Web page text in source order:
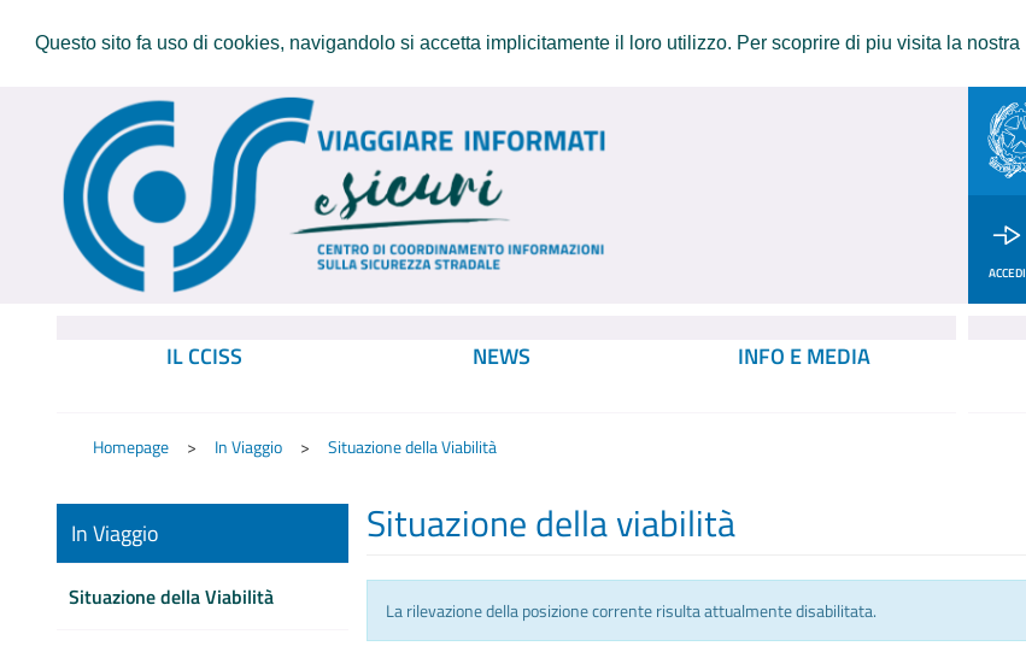
Questo sito fa uso di cookies, navigandolo si accetta implicitamente il loro utilizzo. Per scoprire di piu visita la nostra
ACCEDI
IL CCISS NEWS INFO E MEDIA
Homepage In Viaggio Situazione della Viabilità
In Viaggio
Situazione della Viabilità
Situazione della viabilità
La rilevazione della posizione corrente risulta attualmente disabilitata.